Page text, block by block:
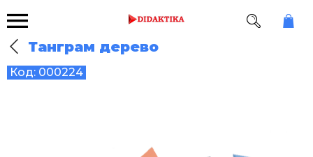
Танграм дерево
Код: 000224